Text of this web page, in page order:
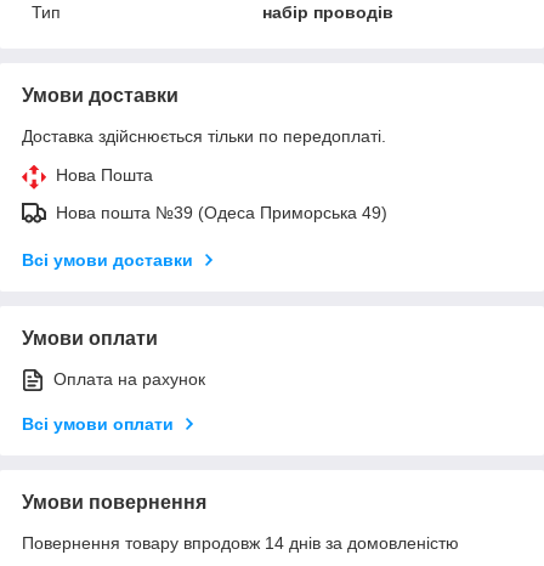
Тип
набір проводів
Умови доставки
Доставка здійснюється тільки по передоплаті.
Нова Пошта
Нова пошта №39 (Одеса Приморська 49)
Всі умови доставки
Умови оплати
Оплата на рахунок
Всі умови оплати
Умови повернення
Повернення товару впродовж 14 днів за домовленістю